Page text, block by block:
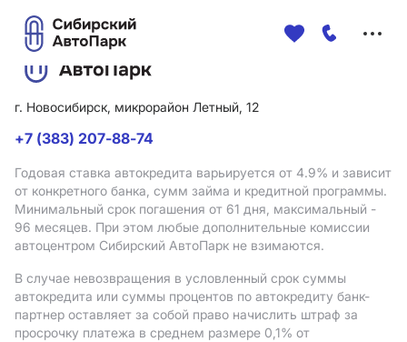
г. Новосибирск, микрорайон Летный, 12
+7 (383) 207-88-74
Годовая ставка автокредита варьируется от 4.9% и зависит
от конкретного банка, сумм займа и кредитной программы.
Минимальный срок погашения от 61 дня, максимальный -
96 месяцев. При этом любые дополнительные комиссии
автоцентром Сибирский АвтоПарк не взимаются.
В случае невозвращения в условленный срок суммы
автокредита или суммы процентов по автокредиту банк-
партнер оставляет за собой право начислить штраф за
просрочку платежа в среднем размере 0,1% от